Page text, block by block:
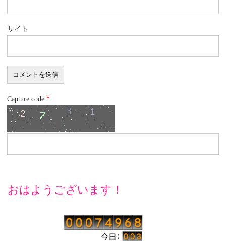
サイト
Capture code *
おはようございます！